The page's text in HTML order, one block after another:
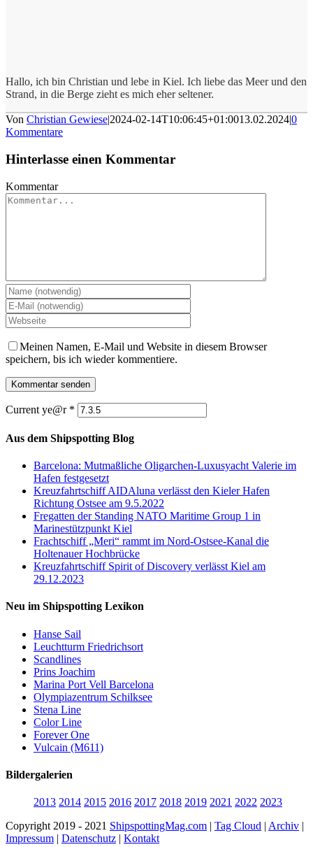
Hallo, ich bin Christian und lebe in Kiel. Ich liebe das Meer und den
Strand, in die Berge zieht es mich eher seltener.
Von Christian Gewiese|2024-02-14T10:06:45+01:0013.02.2024|0
Kommentare
Hinterlasse einen Kommentar
Kommentar
Meinen Namen, E-Mail und Website in diesem Browser
speichern, bis ich wieder kommentiere.
Current ye@r *
Aus dem Shipspotting Blog
Barcelona: Mutmaßliche Oligarchen-Luxusyacht Valerie im
Hafen festgesetzt
Kreuzfahrtschiff AIDAluna verlässt den Kieler Hafen
Richtung Ostsee am 9.5.2022
Fregatten der Standing NATO Maritime Group 1 in
Marinestützpunkt Kiel
Frachtschiff „Meri“ rammt im Nord-Ostsee-Kanal die
Holtenauer Hochbrücke
Kreuzfahrtschiff Spirit of Discovery verlässt Kiel am
29.12.2023
Neu im Shipspotting Lexikon
Hanse Sail
Leuchtturm Friedrichsort
Scandlines
Prins Joachim
Marina Port Vell Barcelona
Olympiazentrum Schilksee
Stena Line
Color Line
Forever One
Vulcain (M611)
Bildergalerien
2013 2014 2015 2016 2017 2018 2019 2021 2022 2023
Copyright 2019 - 2021 ShipspottingMag.com | Tag Cloud | Archiv |
Impressum | Datenschutz | Kontakt